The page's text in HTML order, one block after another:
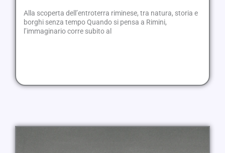
Alla scoperta dell’entroterra riminese, tra natura, storia e
borghi senza tempo Quando si pensa a Rimini,
l’immaginario corre subito al